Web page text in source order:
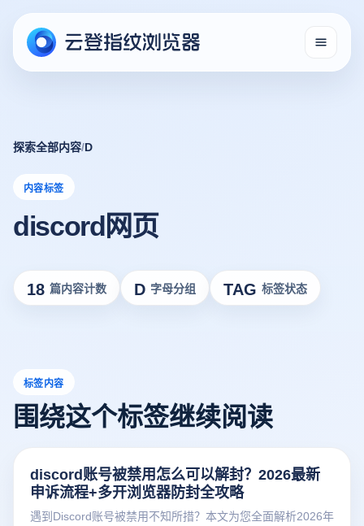
探索全部内容/D
内容标签
discord网页
18 篇内容计数 D 字母分组 TAG 标签状态
标签内容
围绕这个标签继续阅读
discord账号被禁用怎么可以解封？2026最新
申诉流程+多开浏览器防封全攻略
遇到Discord账号被禁用不知所措？本文为您全面解析2026年